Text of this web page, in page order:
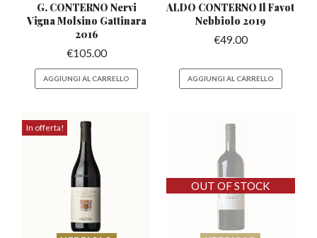
G. CONTERNO Nervi
Vigna Molsino Gattinara
2016
€105.00
AGGIUNGI AL CARRELLO
ALDO CONTERNO Il Favot
Nebbiolo 2019
€49.00
AGGIUNGI AL CARRELLO
In offerta!